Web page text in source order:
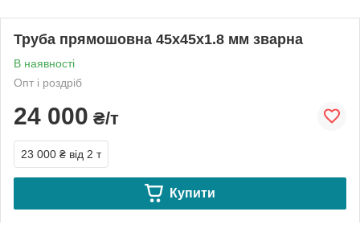
Труба прямошовна 45х45х1.8 мм зварна
В наявності
Опт і роздріб
24 000 ₴/т
23 000 ₴ від 2 т
Купити